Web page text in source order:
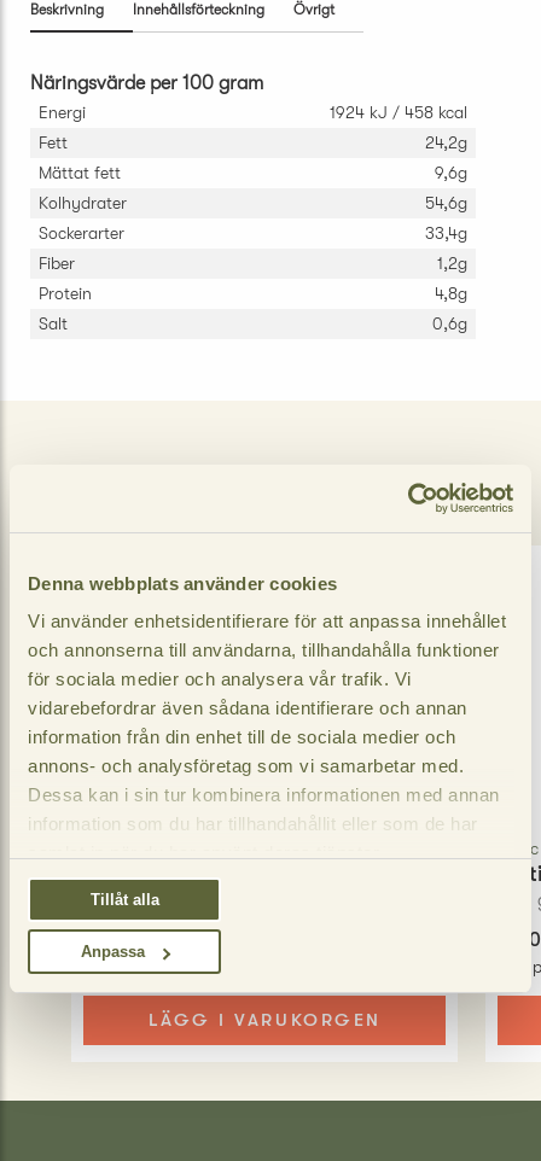
Denna webbplats använder cookies
Vi använder enhetsidentifierare för att anpassa innehållet
och annonserna till användarna, tillhandahålla funktioner
för sociala medier och analysera vår trafik. Vi
vidarebefordrar även sådana identifierare och annan
information från din enhet till de sociala medier och
annons- och analysföretag som vi samarbetar med.
Dessa kan i sin tur kombinera informationen med annan
information som du har tillhandahållit eller som de har
Tillåt alla
Anpassa
Beskrivning Innehållsförteckning Övrigt
Näringsvärde per 100 gram
Energi
1924 kJ / 458 kcal
Fett
24,2g
Mättat fett
9,6g
Kolhydrater
54,6g
Sockerarter
33,4g
Fiber
1,2g
Protein
4,8g
Salt
0,6g
LIKNANDE PRODUKTER
Dolcezza Mjölk
240 gram
20,50 SEK
Jmf pris 85,42 / kg
LÄGG I VARUKORGEN
Jmf